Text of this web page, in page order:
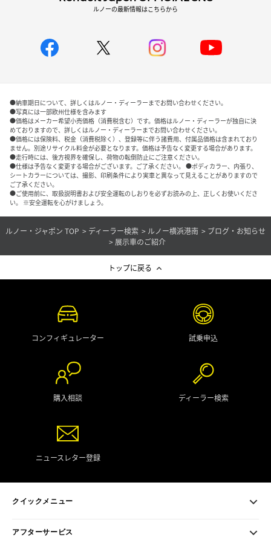
ルノーの最新情報はこちらから
●納車期日について、詳しくはルノー・ディーラーまでお問い合わせください。
●写真には一部欧州仕様を含みます
●価格はメーカー希望小売価格（消費税含む）です。価格はルノー・ディーラーが独自に決
めておりますので、詳しくはルノー・ディーラーまでお問い合わせください。
●価格には保険料、税金（消費税除く）、登録等に伴う諸費用、付属品価格は含まれており
ません。別途リサイクル料金が必要となります。価格は予告なく変更する場合があります。
●走行時には、後方視界を確保し、荷物の転倒防止にご注意ください。
●仕様は予告なく変更する場合がございます。ご了承ください。 ●ボディカラー、内張り、
シートカラーについては、撮影、印刷条件により実車と異なって見えることがありますので
ご了承ください。
●ご使用前に、取扱説明書および安全運転のしおりを必ずお読みの上、正しくお使いくださ
い。 ※安全運転を心がけましょう。
ルノー・ジャポン TOP ディーラー検索 ルノー横浜港南
ブログ・お知らせ
展示車のご紹介
トップに戻る
コンフィギュレーター 試乗申込
購入相談 ディーラー検索
ニュースレター登録
クイックメニュー
アフターサービス